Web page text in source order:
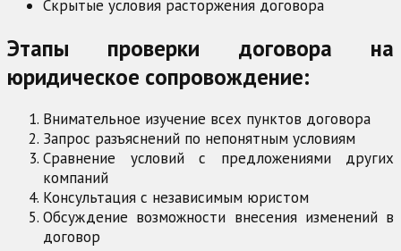
Скрытые условия расторжения договора
Этапы проверки договора на
юридическое сопровождение:
Внимательное изучение всех пунктов договора
Запрос разъяснений по непонятным условиям
Сравнение условий с предложениями других
компаний
Консультация с независимым юристом
Обсуждение возможности внесения изменений в
договор